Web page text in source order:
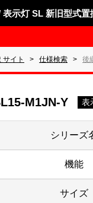
表示灯 SL 新旧型式置
サイト 仕様検索 後
M1JN-Y 表
シリーズ
機能
サイズ